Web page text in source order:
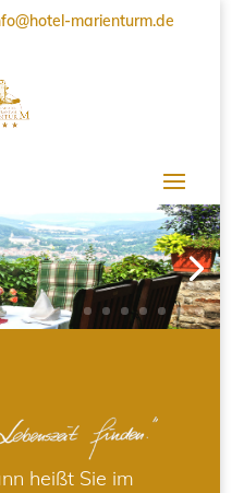
marienturm.de
heißt Sie im